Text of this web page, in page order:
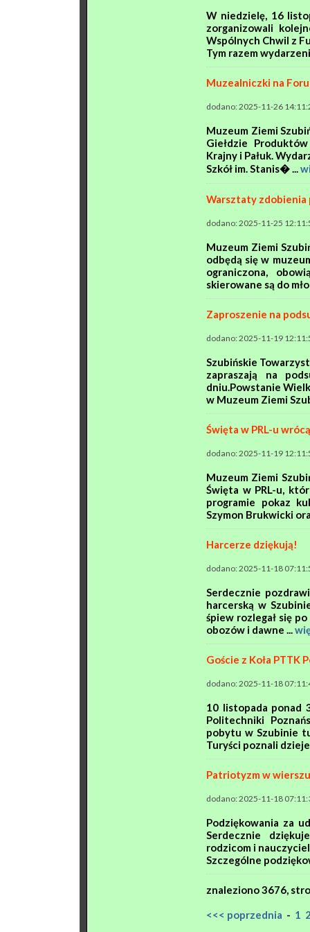
W niedzielę, 16
zorganizowali
Wspólnych Chwil z
Tym razem
Muzealniczki na
dodano: 2025-11-26
Muzeum Ziemi
Giełdzie
Krajny i Pałuk.
Szkół im. Stanis� ...
Warsztaty zdobienia
dodano: 2025-11-25
Muzeum Ziemi
odbędą się w
ograniczona,
skierowane są do
Zaproszenie na
dodano: 2025-11-19
Szubińskie
zapraszają na
dniu.Powstanie
w Muzeum Ziemi
Święta w PRL-u
dodano: 2025-11-19
Muzeum Ziemi
Święta w PRL-u,
programie pokaz
Szymon Brukwicki
Harcerze dziękują!
dodano: 2025-11-18
Serdecznie
harcerską w
śpiew rozlegał się
obozów i dawne ...
Goście z Koła PTTK
dodano: 2025-11-18
10 listopada ponad
Politechniki
pobytu w Szubinie
Turyści poznali
Patriotyzm w
dodano: 2025-11-18
Podziękowania za
Serdecznie
rodzicom i
Szczególne
znaleziono3676,
<<< poprzednia - 1